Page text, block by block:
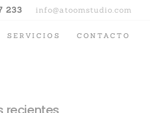
233 info@atoomstudio.com
SERVICIOS CONTACTO